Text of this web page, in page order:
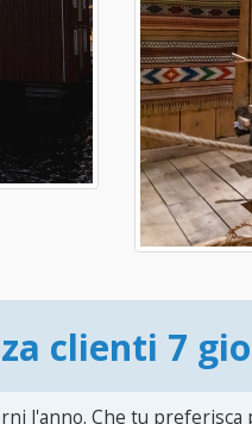
clienti 7
l'anno. Che tu